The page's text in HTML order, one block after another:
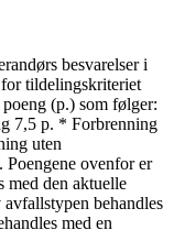
besvarelser i
tildelingskriteriet
(p.) som følger:
7,5 p. * Forbrenning
uten
ovenfor er
med den aktuelle
behandles
med en